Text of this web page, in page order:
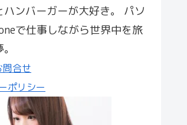
ハンバーガーが大好き。 パソ
で仕事しながら世界中を旅
合せ
ポリシー